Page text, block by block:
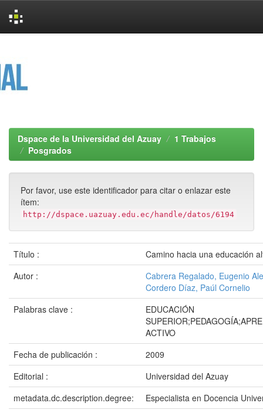
Dspace de la Universidad del Azuay
1 Trabajos
Posgrados
Por favor, use este identificador para citar o enlazar este
ítem:
http://dspace.uazuay.edu.ec/handle/datos/6194
Título :
Camino hacia una educación
Autor :
Cabrera Regalado, Eugenio
Cordero Díaz, Paúl Cornelio
Palabras clave :
EDUCACIÓN
ACTIVO
Fecha de publicación :
2009
Editorial :
Universidad del Azuay
metadata.dc.description.degree:
Especialista en Docencia